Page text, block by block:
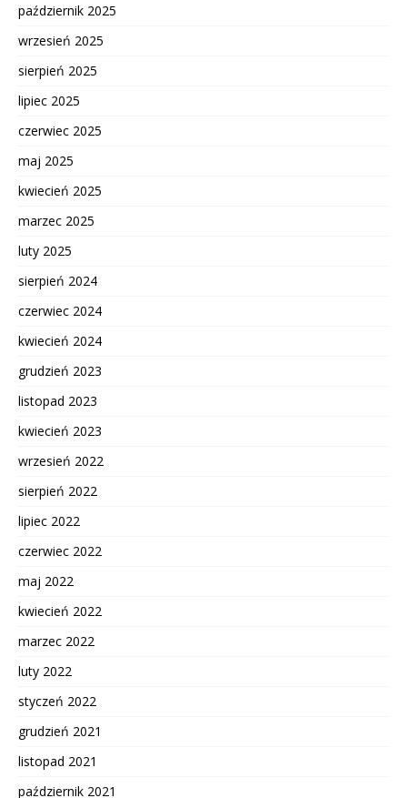
październik 2025
wrzesień 2025
sierpień 2025
lipiec 2025
czerwiec 2025
maj 2025
kwiecień 2025
marzec 2025
luty 2025
sierpień 2024
czerwiec 2024
kwiecień 2024
grudzień 2023
listopad 2023
kwiecień 2023
wrzesień 2022
sierpień 2022
lipiec 2022
czerwiec 2022
maj 2022
kwiecień 2022
marzec 2022
luty 2022
styczeń 2022
grudzień 2021
listopad 2021
październik 2021